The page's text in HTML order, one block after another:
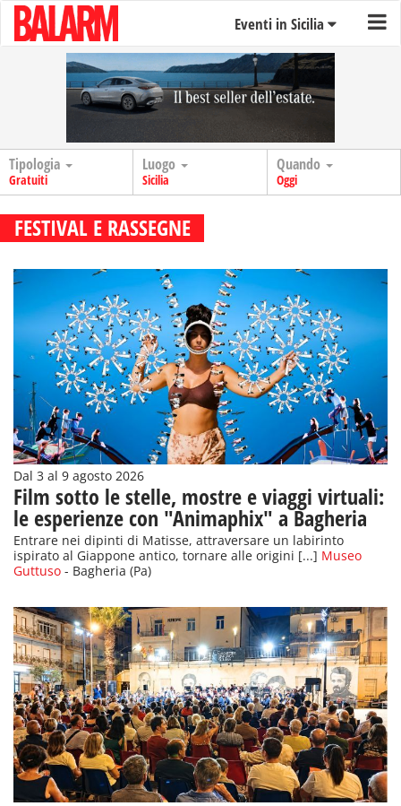
Eventi in Sicilia
Tipologia
Gratuiti
Luogo
Sicilia
Quando
Oggi
FESTIVAL E RASSEGNE
Dal 3 al 9 agosto 2026
Film sotto le stelle, mostre e viaggi virtuali:
le esperienze con "Animaphix" a Bagheria
Entrare nei dipinti di Matisse, attraversare un labirinto
ispirato al Giappone antico, tornare alle origini [...] Museo
Guttuso - Bagheria (Pa)